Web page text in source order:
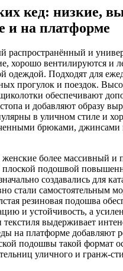
кед: низкие,
и на платформе
распространённый и
хорошо вентилируются и
одеждой. Подходят для
прогулок и поездок.
обеспечивают
и добавляют образу
в уличном стиле и
брюками,
женские более массивный и
плоской подошвой
создавались для
стали самостоятельным
резиновая подошва
и устойчивость, а
выдерживает
на платформе добавляют
подошвы такой формат
уличного и гранж-